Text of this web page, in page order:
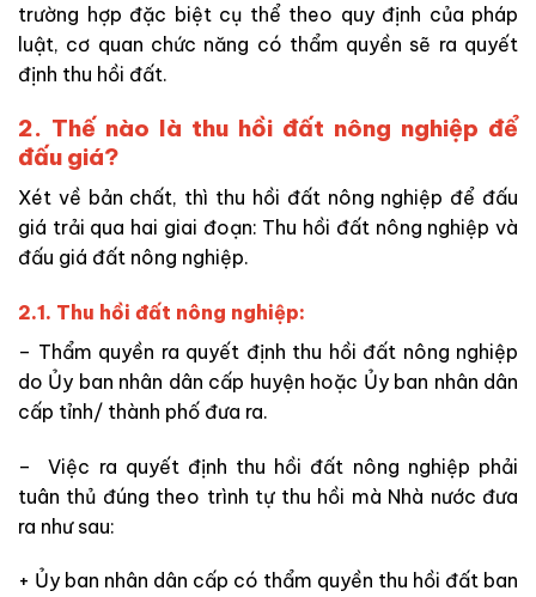
trường hợp đặc biệt cụ thể theo quy định của pháp
luật, cơ quan chức năng có thẩm quyền sẽ ra quyết
định thu hồi đất.
2. Thế nào là thu hồi đất nông nghiệp để
đấu giá?
Xét về bản chất, thì thu hồi đất nông nghiệp để đấu
giá trải qua hai giai đoạn: Thu hồi đất nông nghiệp và
đấu giá đất nông nghiệp.
2.1. Thu hồi đất nông nghiệp:
– Thẩm quyền ra quyết định thu hồi đất nông nghiệp
do Ủy ban nhân dân cấp huyện hoặc Ủy ban nhân dân
cấp tỉnh/ thành phố đưa ra.
– Việc ra quyết định thu hồi đất nông nghiệp phải
tuân thủ đúng theo trình tự thu hồi mà Nhà nước đưa
ra như sau:
+ Ủy ban nhân dân cấp có thẩm quyền thu hồi đất ban